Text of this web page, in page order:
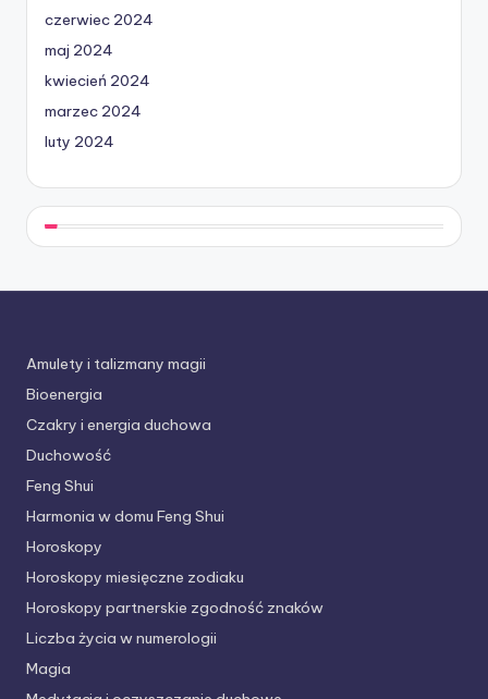
czerwiec 2024
maj 2024
kwiecień 2024
marzec 2024
luty 2024
Amulety i talizmany magii
Bioenergia
Czakry i energia duchowa
Duchowość
Feng Shui
Harmonia w domu Feng Shui
Horoskopy
Horoskopy miesięczne zodiaku
Horoskopy partnerskie zgodność znaków
Liczba życia w numerologii
Magia